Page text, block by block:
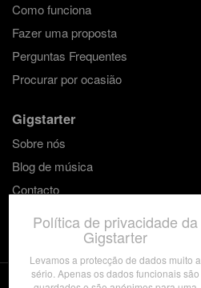
Como funciona
Fazer uma proposta
Perguntas Frequentes
Procurar por ocasião
Gigstarter
Sobre nós
Blog de música
Contacto
Política de privacidade da
Gigstarter
Levamos a protecção de dados muito a
sério. Apenas os dados funcionais são